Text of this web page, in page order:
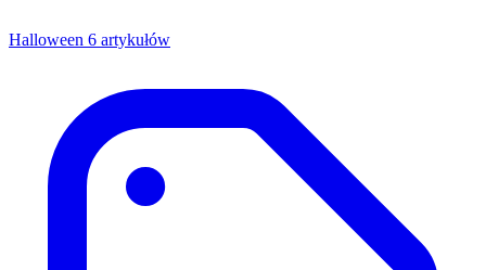
Halloween 6 artykułów